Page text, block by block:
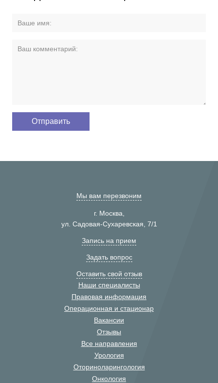
Мы вам перезвоним
г. Москва,
ул. Садовая-Сухаревская, 7/1
Запись на прием
Задать вопрос
Оставить свой отзыв
Наши специалисты
Правовая информация
Операционная и стационар
Вакансии
Отзывы
Все направления
Урология
Оториноларингология
Онкология